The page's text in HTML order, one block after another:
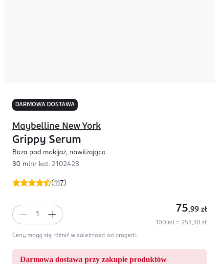
DARMOWA DOSTAWA
(117)
Maybelline New York
Grippy Serum
Baza pod makijaż, nawilżająca
30 mlnr kat. 2102423
75,99 zł
100 ml = 253,30 zł
Ceny mogą się różnić w zależności od drogerii.
Darmowa dostawa przy zakupie produktów